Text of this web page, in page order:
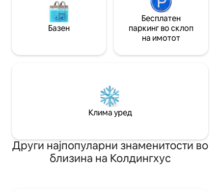
Базен
Бесплатен
паркинг во склоп
на имотот
Клима уред
Други најпопуларни знаменитости во
близина на Колдингхус